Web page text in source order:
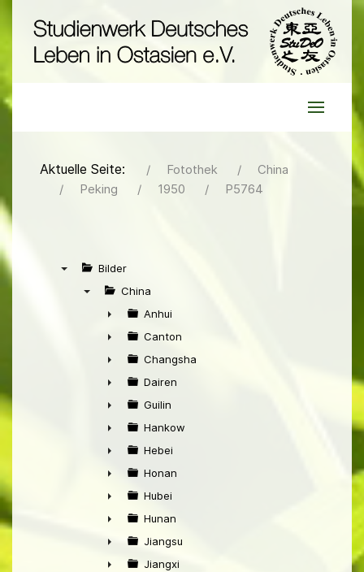
Aktuelle Seite: Fotothek
China
Peking
1950 P5764
Bilder
China
►
Anhui
►
Canton
►
Changsha
►
Dairen
►
Guilin
►
Hankow
►
Hebei
►
Honan
►
Hubei
►
Hunan
►
Jiangsu
Jiangxi